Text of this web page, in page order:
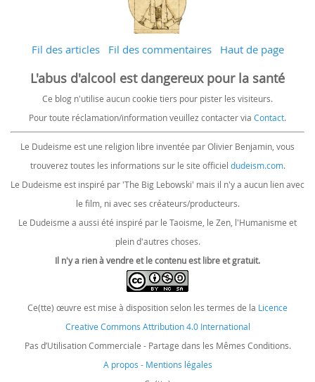
Fil des articles Fil des commentaires Haut de page
L'abus d'alcool est dangereux pour la santé
Ce blog n'utilise aucun cookie tiers pour pister les visiteurs.
Pour toute réclamation/information veuillez contacter via Contact.
Le Dudeisme est une religion libre inventée par Olivier Benjamin, vous
trouverez toutes les informations sur le site officiel dudeism.com.
Le Dudeisme est inspiré par 'The Big Lebowski' mais il n'y a aucun lien avec
le film, ni avec ses créateurs/producteurs.
Le Dudeisme a aussi été inspiré par le Taoisme, le Zen, l'Humanisme et
plein d'autres choses.
Il n'y a rien à vendre et le contenu est libre et gratuit.
Ce(tte) œuvre est mise à disposition selon les termes de la Licence
Creative Commons Attribution 4.0 International
Pas d’Utilisation Commerciale - Partage dans les Mêmes Conditions.
A propos - Mentions légales